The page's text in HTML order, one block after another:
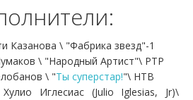
Казанова \ "Фабрика звезд"-1
\ "Народный Артист"\ РТР
\ "Ты суперстар!"\ НТВ
Иглесиас (Julio Iglesias, Jr)\